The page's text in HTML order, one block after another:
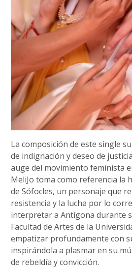
La composición de este single
de indignación y deseo de
auge del movimiento feminista
MeliJo toma como referencia la
de Sófocles, un personaje que
resistencia y la lucha por lo
interpretar a Antígona durante
Facultad de Artes de la
empatizar profundamente con
inspirándola a plasmar en su
de rebeldía y convicción.